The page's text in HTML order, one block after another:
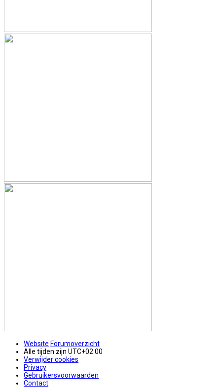
Website Forumoverzicht
Alle tijden zijn UTC+02:00
Verwijder cookies
Privacy
Gebruikersvoorwaarden
Contact